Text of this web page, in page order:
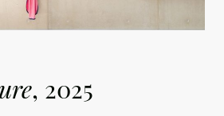
, 2025